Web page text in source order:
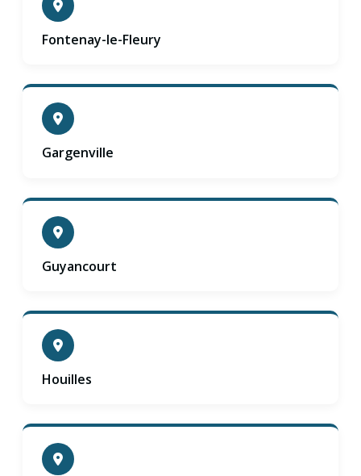
Fontenay-le-Fleury
Gargenville
Guyancourt
Houilles